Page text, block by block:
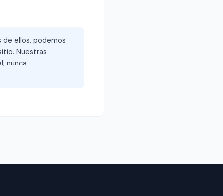
de ellos, podemos
Nuestras
nunca